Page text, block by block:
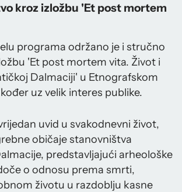
kroz izložbu 'Et post mortem
programa održano je i stručno
'Et post mortem vita. Život i
Dalmaciji' u Etnografskom
uz velik interes publike.
uvid u svakodnevni život,
običaje stanovništva
predstavljajući arheološke
o odnosu prema smrti,
životu u razdoblju kasne